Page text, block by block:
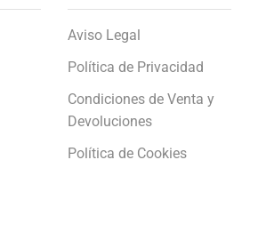
Aviso Legal
Política de Privacidad
Condiciones de Venta y
Devoluciones
Política de Cookies